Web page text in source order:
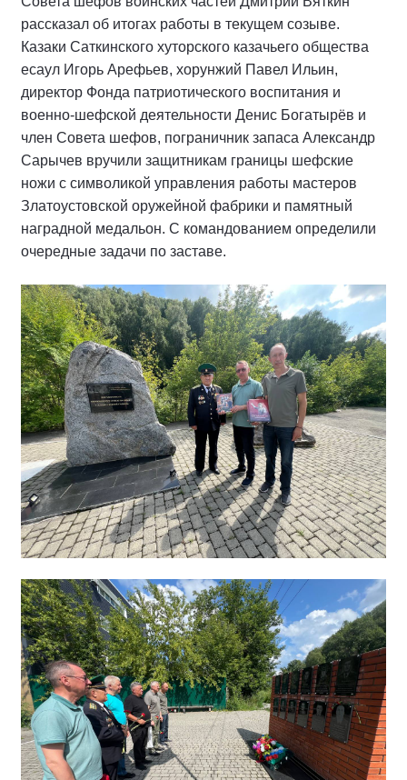
рассказал об итогах работы в текущем созыве.
Казаки Саткинского хуторского казачьего общества
есаул Игорь Арефьев, хорунжий Павел Ильин,
директор Фонда патриотического воспитания и
военно-шефской деятельности Денис Богатырёв и
член Совета шефов, пограничник запаса Александр
Сарычев вручили защитникам границы шефские
ножи с символикой управления работы мастеров
Златоустовской оружейной фабрики и памятный
наградной медальон. С командованием определили
очередные задачи по заставе.